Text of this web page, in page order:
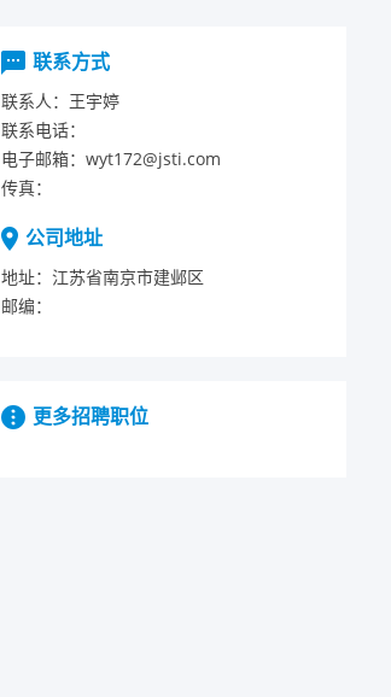
联系方式
联系人： 王宇婷
联系电话：
电子邮箱： wyt172@jsti.com
传真：
公司地址
地址： 江苏省南京市建邺区
邮编：
更多招聘职位